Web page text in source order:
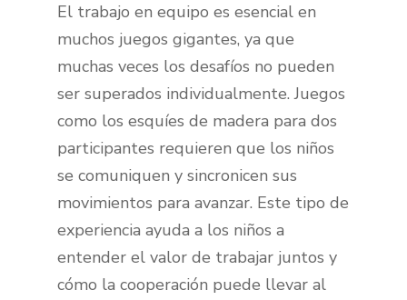
El trabajo en equipo es esencial en
muchos juegos gigantes, ya que
muchas veces los desafíos no pueden
ser superados individualmente. Juegos
como los esquíes de madera para dos
participantes requieren que los niños
se comuniquen y sincronicen sus
movimientos para avanzar. Este tipo de
experiencia ayuda a los niños a
entender el valor de trabajar juntos y
cómo la cooperación puede llevar al